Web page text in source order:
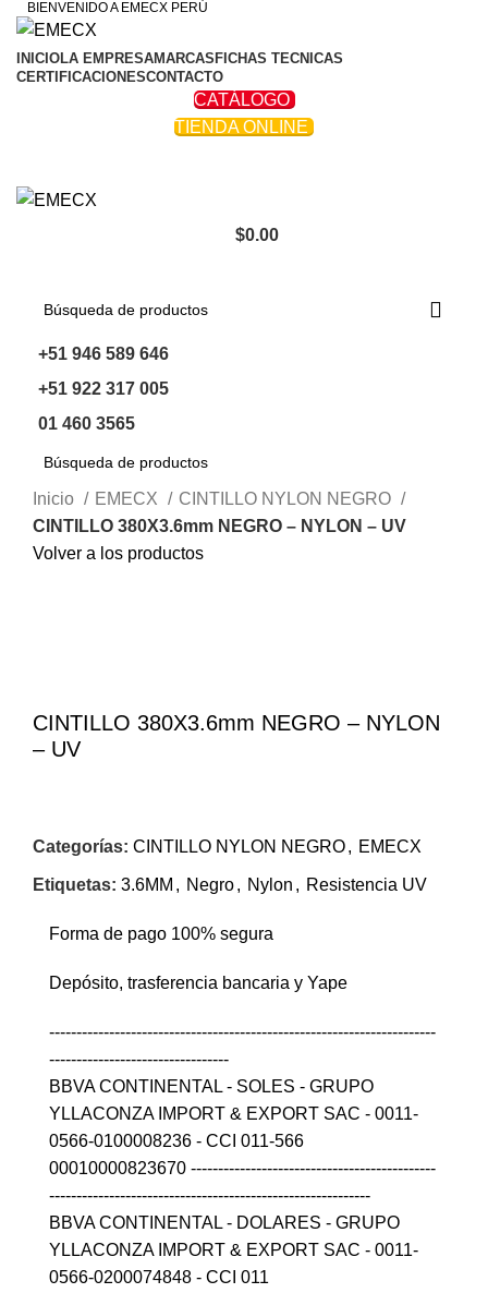
BIENVENIDO A EMECX PERÚ
INICIOLA EMPRESAMARCAS FICHAS TECNICAS
CERTIFICACIONESCONTACTO
CATÁLOGO
TIENDA ONLINE
$0.00
+51 946 589 646
+51 922 317 005
01 460 3565
Inicio EMECX
CINTILLO NYLON NEGRO
CINTILLO 380X3.6mm NEGRO – NYLON – UV
Volver a los productos
CINTILLO 380X3.6mm NEGRO – NYLON
– UV
Categorías: CINTILLO NYLON NEGRO, EMECX
Etiquetas: 3.6MM , Negro, Nylon , Resistencia UV
Forma de pago 100% segura
Depósito, trasferencia bancaria y Yape
-----------------------------------------------------------------------
---------------------------------
BBVA CONTINENTAL - SOLES - GRUPO
YLLACONZA IMPORT & EXPORT SAC - 0011-
0566-0100008236 - CCI 011-566
00010000823670 ---------------------------------------------
-----------------------------------------------------------
BBVA CONTINENTAL - DOLARES - GRUPO
YLLACONZA IMPORT & EXPORT SAC - 0011-
0566-0200074848 - CCI 011